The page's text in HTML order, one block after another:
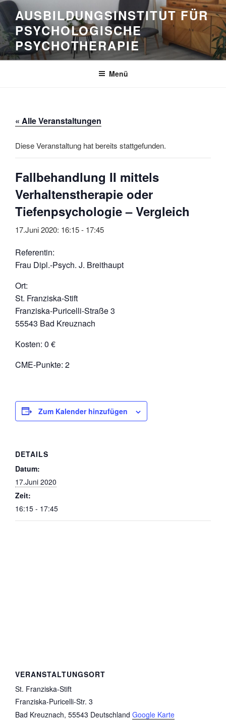
Zum
Inhalt
springen
AUSBILDUNGSINSTITUT FÜR
PSYCHOLOGISCHE
PSYCHOTHERAPIE
Menü
« Alle Veranstaltungen
Diese Veranstaltung hat bereits stattgefunden.
Fallbehandlung II mittels
Verhaltenstherapie oder
Tiefenpsychologie – Vergleich
17.Juni 2020: 16:15- 17:45
Referentin:
Frau Dipl.-Psych. J. Breithaupt
Ort:
St. Franziska-Stift
Franziska-Puricelli-Straße 3
55543 Bad Kreuznach
Kosten: 0 €
CME-Punkte: 2
Zum Kalender hinzufügen
DETAILS
Datum:
17.Juni 2020
Zeit:
16:15 - 17:45
VERANSTALTUNGSORT
St. Franziska-Stift
Franziska-Puricelli-Str. 3
Bad Kreuznach, 55543 Deutschland Google Karte